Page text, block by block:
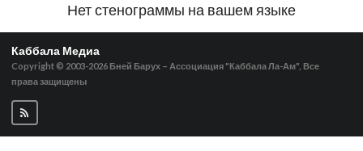
Нет стенограммы на вашем языке
Каббала Медиа
Copyright © 2003-2026 Бней Барух – Ассоциация "Каббала Ла-Ам", Все
права защищены